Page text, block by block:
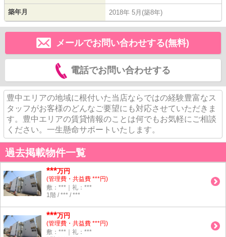
築年月 2018年 5月(築8年)
メールでお問い合わせする(無料)
電話でお問い合わせする
豊中エリアの地域に根付いた当店ならではの経験豊富なス
タッフがお客様のどんなご要望にも対応させていただきま
す。豊中エリアの賃貸情報のことは何でもお気軽にご相談
ください。一生懸命サポートいたします。
過去掲載物件一覧
***万円
(管理費・共益費 ***円)
敷：***｜礼：***
1階 / *** / ***
***万円
(管理費・共益費 ***円)
敷：***｜礼：***